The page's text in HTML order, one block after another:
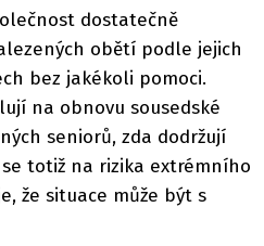
dostatečně
obětí podle jejich
bez jakékoli pomoci.
na obnovu sousedské
seniorů, zda dodržují
totiž na rizika extrémního
že situace může být s